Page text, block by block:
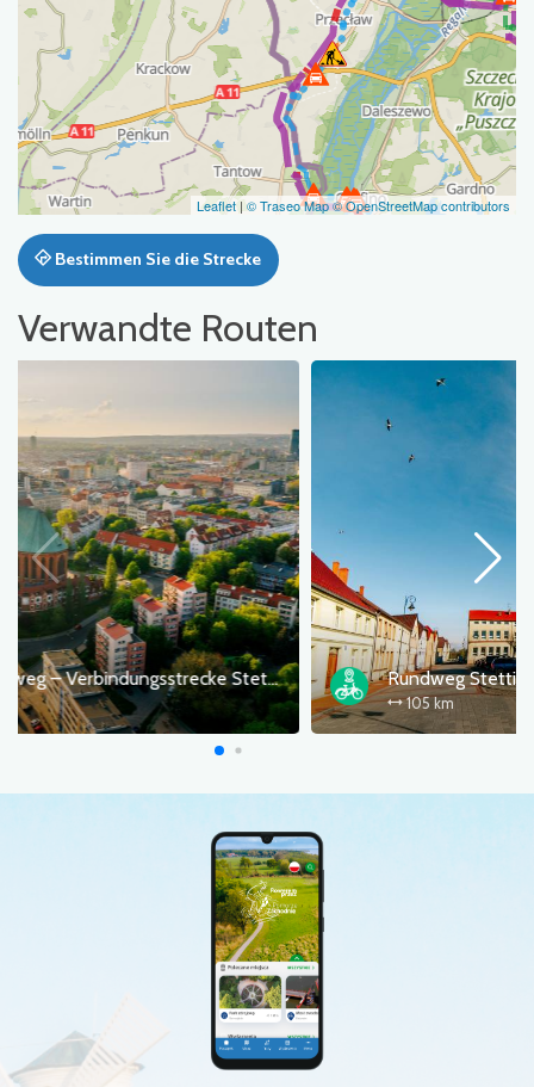
Leaflet | © Traseo Map© OpenStreetMap contributors
Bestimmen Sie die Strecke
Verwandte Routen
Westlicher Seenweg – Verbindungsstrecke Stettin
112 km